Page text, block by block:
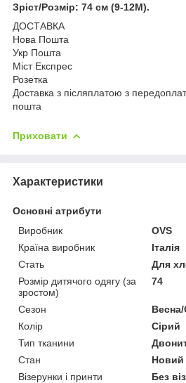
Зріст/Розмір: 74 см (9-12М).
ДОСТАВКА
Нова Пошта
Укр Пошта
Міст Експрес
Розетка
Доставка з післяплатою з
пошта
Приховати
Характеристики
Основні атрибути
Виробник
OVS
Країна виробник
Італія
Стать
Для
Розмір дитячого одягу (за
зростом)
74
Сезон
Весна/
Колір
Сірий
Тип тканини
Стан
Новий
Візерунки і принти
Без